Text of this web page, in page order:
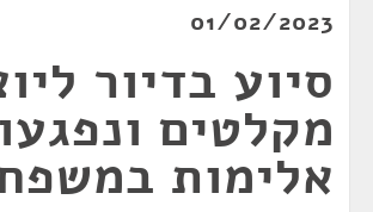
01/02/2023
סיוע בדיור
מקלטים
אלימות